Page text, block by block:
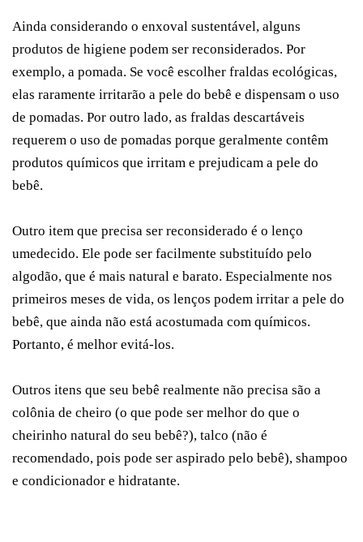
Ainda considerando o enxoval sustentável, alguns
produtos de higiene podem ser reconsiderados. Por
exemplo, a pomada. Se você escolher fraldas ecológicas,
elas raramente irritarão a pele do bebê e dispensam o uso
de pomadas. Por outro lado, as fraldas descartáveis ​​
requerem o uso de pomadas porque geralmente contêm
produtos químicos que irritam e prejudicam a pele do
bebê.
Outro item que precisa ser reconsiderado é o lenço
umedecido. Ele pode ser facilmente substituído pelo
algodão, que é mais natural e barato. Especialmente nos
primeiros meses de vida, os lenços podem irritar a pele do
bebê, que ainda não está acostumada com químicos.
Portanto, é melhor evitá-los.
Outros itens que seu bebê realmente não precisa são a
colônia de cheiro (o que pode ser melhor do que o
cheirinho natural do seu bebê?), talco (não é
recomendado, pois pode ser aspirado pelo bebê), shampoo
e condicionador e hidratante.